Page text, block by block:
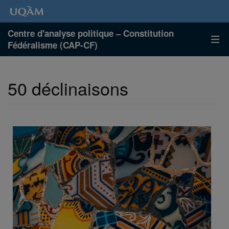
Centre d'analyse politique – Constitution
Fédéralisme (CAP-CF)
50 déclinaisons